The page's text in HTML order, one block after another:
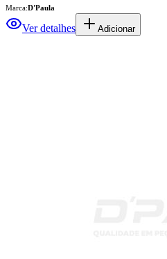
Marca:D'Paula
Ver detalhes Adicionar